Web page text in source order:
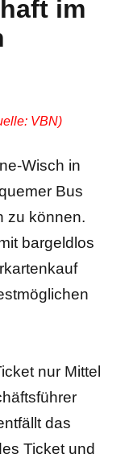
im
VBN)
Wisch in
Bus
zu können.
bargeldlos
nur Mittel
das
Ticket und